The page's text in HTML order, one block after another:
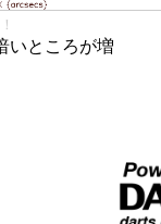
いところが増